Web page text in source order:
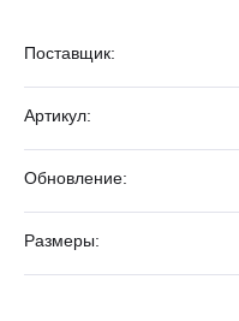
Поставщик:
Артикул:
Обновление:
Размеры: